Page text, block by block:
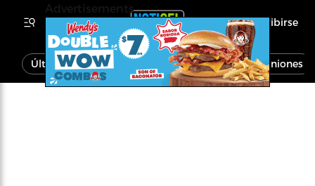
Inscribirse
Última Hora Noticias Economía Opiniones
Advertisements